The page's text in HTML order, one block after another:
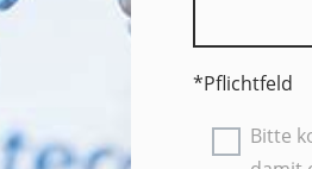
*Pflichtfeld
Bitte